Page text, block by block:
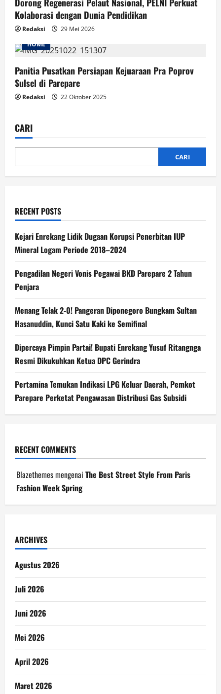
Kolaborasi dengan Dunia Pendidikan
Redaksi
29 Mei 2026
HOME
Panitia Pusatkan Persiapan Kejuaraan Pra Poprov
Sulsel di Parepare
Redaksi 22 Oktober 2025
CARI
CARI
RECENT POSTS
Kejari Enrekang Lidik Dugaan Korupsi Penerbitan IUP
Mineral Logam Periode 2018–2024
Pengadilan Negeri Vonis Pegawai BKD Parepare 2 Tahun
Penjara
Menang Telak 2-0! Pangeran Diponegoro Bungkam Sultan
Hasanuddin, Kunci Satu Kaki ke Semifinal
Dipercaya Pimpin Partai! Bupati Enrekang Yusuf Ritangnga
Resmi Dikukuhkan Ketua DPC Gerindra
Pertamina Temukan Indikasi LPG Keluar Daerah, Pemkot
Parepare Perketat Pengawasan Distribusi Gas Subsidi
RECENT COMMENTS
Blazethemesmengenai The Best Street Style From Paris
Fashion Week Spring
ARCHIVES
Agustus 2026
Juli 2026
Juni 2026
Mei 2026
April 2026
Maret 2026